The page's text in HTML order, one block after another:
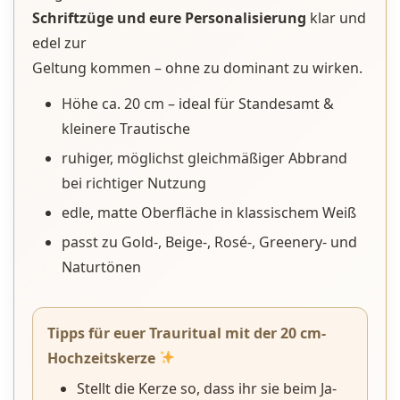
Schriftzüge und eure Personalisierung klar und
edel zur
Geltung kommen – ohne zu dominant zu wirken.
Höhe ca. 20 cm – ideal für Standesamt &
kleinere Trautische
ruhiger, möglichst gleichmäßiger Abbrand
bei richtiger Nutzung
edle, matte Oberfläche in klassischem Weiß
passt zu Gold-, Beige-, Rosé-, Greenery- und
Naturtönen
Tipps für euer Trauritual mit der 20 cm-
Hochzeitskerze
Stellt die Kerze so, dass ihr sie beim Ja-